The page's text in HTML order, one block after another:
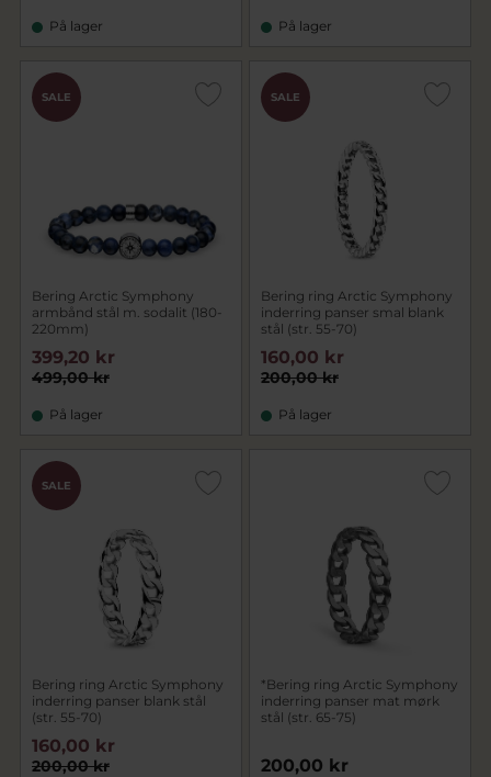
På lager På lager
SALE
Bering Arctic Symphony
armbånd stål m. sodalit (180-
220mm)
499,00 kr
399,20 kr
På lager
SALE
Bering ring Arctic Symphony
inderring panser smal blank
stål (str. 55-70)
200,00 kr
160,00 kr
På lager
SALE
Bering ring Arctic Symphony
inderring panser blank stål
(str. 55-70)
200,00 kr
160,00 kr
*Bering ring Arctic Symphony
inderring panser mat mørk
stål (str. 65-75)
200,00 kr